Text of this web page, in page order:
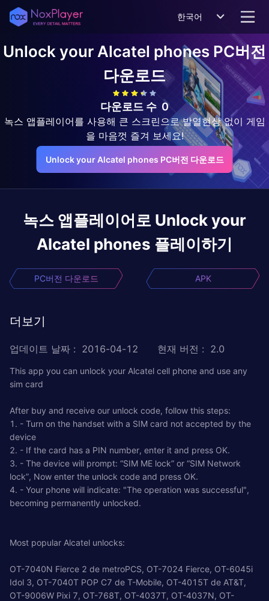
한국어
Unlock your Alcatel phones PC버전
다운로드
다운로드 수 0
녹스 앱플레이어를 사용해 큰 스크린으로 발열현상 없이 게임
을 마음껏 즐겨 보세요!
Unlock your Alcatel phones PC버전 다운로드
녹스 앱플레이어로 Unlock your
Alcatel phones 플레이하기
PC버전 다운로드 APK
더보기
업데이트 날짜 : 2016-04-12 현재 버전 : 2.0
This app you can unlock your Alcatel cell phone and use any
sim card
After buy and receive our unlock code, follow this steps:
1. - Turn on the handset with a SIM card not accepted by the
device
2. - If the card has a PIN number, enter it and press OK.
3. - The device will prompt: “SIM ME lock” or “SIM Network
lock”, Now enter the unlock code and press OK.
4. - Your phone will indicate: "The operation was successful",
becoming permanently unlocked.
Most popular Alcatel unlocks:
OT-7040N Fierce 2 de metroPCS, OT-7024 Fierce, OT-6045i
Idol 3, OT-7040T POP C7 de T-Mobile, OT-4015T de AT&T,
OT-9006W Pixi 7, OT-768T, OT-4037T, OT-4037N, OT-